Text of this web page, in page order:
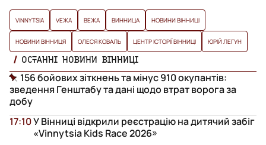
VINNYTSIA VЕЖА ВЕЖА ВИННИЦА НОВИНИ ВІННИЦІ
НОВИНИ ВІННИЦЯ ОЛЕСЯ КОВАЛЬ ЦЕНТР ІСТОРІЇ ВІННИЦІ ЮРІЙ ЛЕГУН
ОСТАННІ НОВИНИ ВІННИЦІ
156 бойових зіткнень та мінус 910 окупантів:
зведення Генштабу та дані щодо втрат ворога за
добу
У Вінниці відкрили реєстрацію на дитячий забіг
«Vinnytsia Kids Race 2026»
17:10